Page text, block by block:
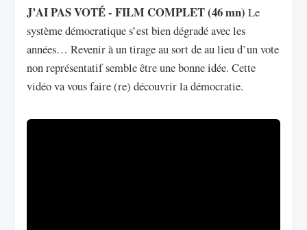
J’AI PAS VOTÉ - FILM COMPLET (46 mn) Le
système démocratique s’est bien dégradé avec les
années… Revenir à un tirage au sort de au lieu d’un vote
non représentatif semble être une bonne idée. Cette
vidéo va vous faire (re) découvrir la démocratie.